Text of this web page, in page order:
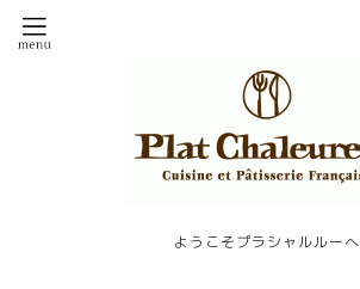
ようこそプラシャルルーへ